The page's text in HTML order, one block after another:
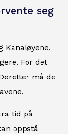
seg
Kanaløyene,
For det
må de
tid på
oppstå